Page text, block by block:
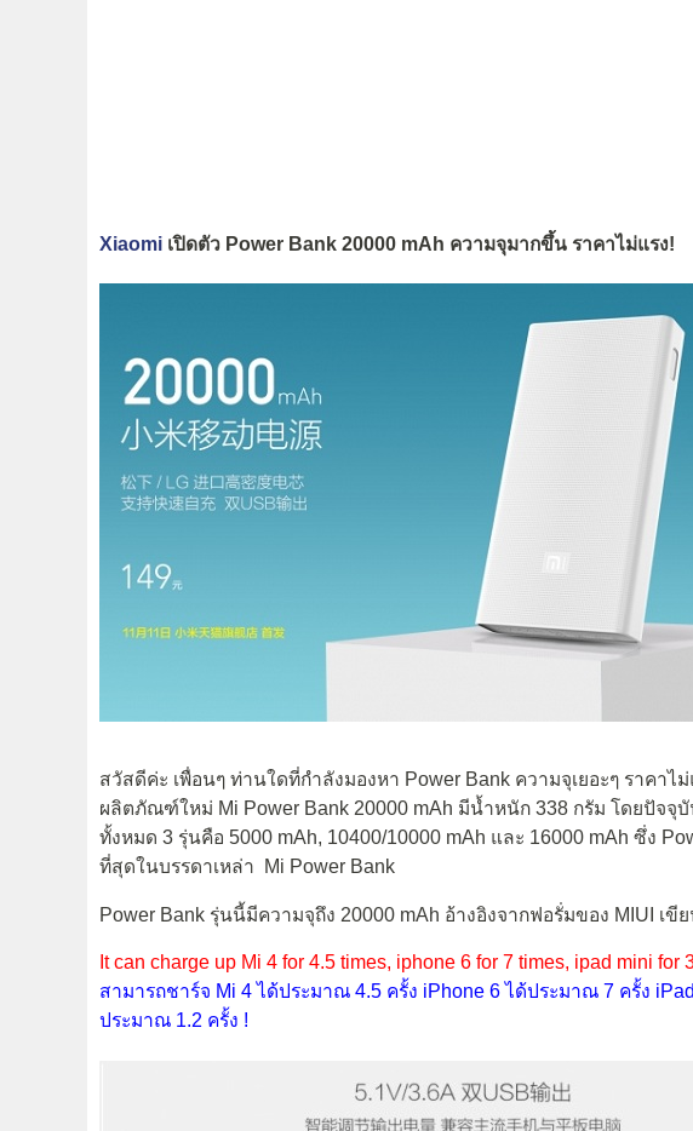
Xiaomi เปิดตัว Power Bank 20000 mAh ความจุมากขึ้น ราคาไม่แรง!
สวัสดีค่ะ เพื่อนๆ ท่านใดที่กำลังมองหา Power Bank ความจุเยอะๆ ราคาไ
ผลิตภัณฑ์ใหม่ Mi Power Bank 20000 mAh มีน้ำหนัก 338 กรัม โดยปัจจุ
ทั้งหมด 3 รุ่นคือ 5000 mAh, 10400/10000 mAh และ 16000 mAh ซึ่ง
ที่สุดในบรรดาเหล่า Mi Power Bank
Power Bank รุ่นนี้มีความจุถึง 20000 mAh อ้างอิงจากฟอรั่มของ MIUI เขี
It can charge up Mi 4 for 4.5 times, iphone 6 for 7 times, ipad mini for
สามารถชาร์จ Mi 4 ได้ประมาณ 4.5 ครั้ง iPhone 6 ได้ประมาณ 7 ครั้ง
ประมาณ 1.2 ครั้ง !